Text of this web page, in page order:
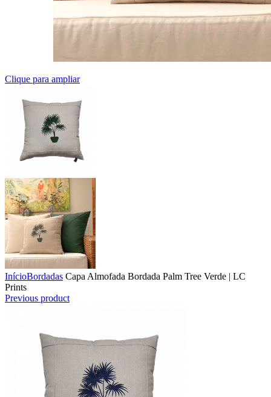
Clique para ampliar
InícioBordadas Capa Almofada Bordada Palm Tree Verde | LC
Prints
Previous product